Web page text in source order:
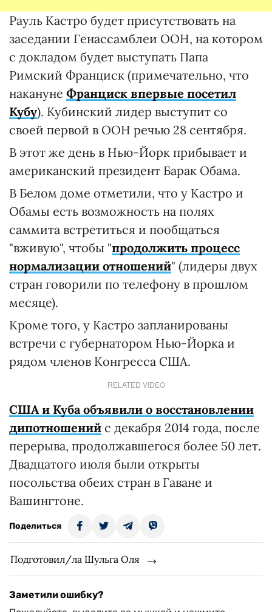
Рауль Кастро будет присутствовать на
заседании Генассамблеи ООН, на котором
с докладом будет выступать Папа
Римский Франциск (примечательно, что
накануне Франциск впервые посетил
Кубу). Кубинский лидер выступит со
своей первой в ООН речью 28 сентября.
В этот же день в Нью-Йорк прибывает и
американский президент Барак Обама.
В Белом доме отметили, что у Кастро и
Обамы есть возможность на полях
саммита встретиться и пообщаться
"вживую", чтобы "продолжить процесс
нормализации отношений" (лидеры двух
стран говорили по телефону в прошлом
месяце).
Кроме того, у Кастро запланированы
встречи с губернатором Нью-Йорка и
рядом членов Конгресса США.
RELATED VIDEO
США и Куба объявили о восстановлении
дипотношений с декабря 2014 года, после
перерыва, продолжавшегося более 50 лет.
Двадцатого июля были открыты
посольства обеих стран в Гаване и
Вашингтоне.
Поделиться
Подготовил/ла Шульга Оля
Заметили ошибку?